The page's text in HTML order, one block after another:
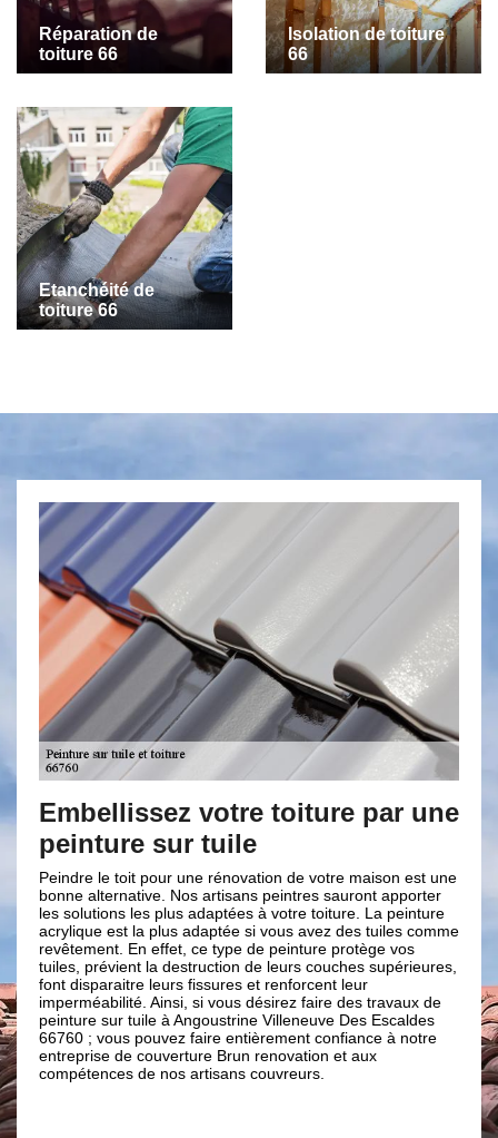
Réparation de
toiture 66
Isolation de toiture
66
Etanchéité de
toiture 66
votre toiture par une
sur tuile
le toit pour une rénovation de votre maison est une
alternative. Nos artisans peintres sauront apporter
solutions les plus adaptées à votre toiture. La peinture
est la plus adaptée si vous avez des tuiles comme
En effet, ce type de peinture protège vos
prévient la destruction de leurs couches supérieures,
disparaitre leurs fissures et renforcent leur
Ainsi, si vous désirez faire des travaux de
sur tuile à Angoustrine Villeneuve Des Escaldes
; vous pouvez faire entièrement confiance à notre
de couverture Brun renovation et aux
de nos artisans couvreurs.
Le fait de
étanchéité
faut
est
confier à
renovation
Entamer
nécessite
leur
matière de
renovation.